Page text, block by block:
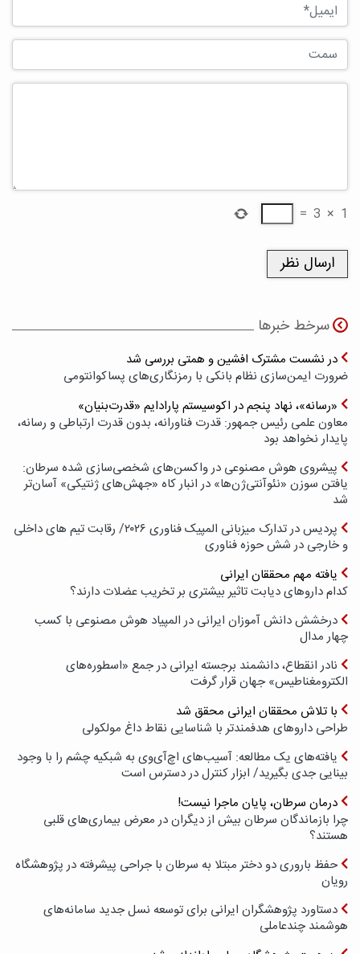
1
×
3
=
سرخط خبرها
در نشست مشترک افشین و همتی بررسی شد
ضرورت ایمن‌سازی نظام بانکی با رمزنگاری‌های پسا‌کوانتومی
«رسانه»، نهاد پنجم در اکوسیستم پارادایم «قدرت‌بنیان»
معاون علمی رئیس جمهور: قدرت فناورانه، بدون قدرت ارتباطی و رسانه،
پایدار نخواهد بود
پیشروی هوش مصنوعی در واکسن‌های شخصی‌سازی شده سرطان:
یافتن سوزن «نئوآنتی‌ژن‌ها» در انبار کاه «جهش‌های ژنتیکی» آسان‌تر
شد
پردیس در تدارک میزبانی المپیک فناوری ۲۰۲۶/ رقابت تیم های داخلی
و خارجی در شش حوزه فناوری
یافته مهم محققان ایرانی
کدام داروهای دیابت تاثیر بیشتری بر تخریب عضلات دارند؟
درخشش دانش آموزان ایرانی در المپیاد هوش مصنوعی با کسب
چهار مدال
نادر انقطاع، دانشمند برجسته ایرانی در جمع «اسطوره‌های
الکترومغناطیس» جهان قرار گرفت
با تلاش محققان ایرانی محقق شد
طراحی داروهای هدفمندتر با شناسایی نقاط داغ مولکولی
یافته‌های یک مطالعه: آسیب‌های اچ‌آی‌وی به شبکیه چشم را با وجود
بینایی جدی بگیرید/ ابزار کنترل در دسترس است
درمان سرطان، پایان ماجرا نیست!
چرا بازماندگان سرطان بیش از دیگران در معرض بیماری‌های قلبی
هستند؟
حفظ باروری دو دختر مبتلا به سرطان با جراحی پیشرفته در پژوهشگاه
رویان
دستاورد پژوهشگران ایرانی برای توسعه نسل جدید سامانه‌های
هوشمند چندعاملی